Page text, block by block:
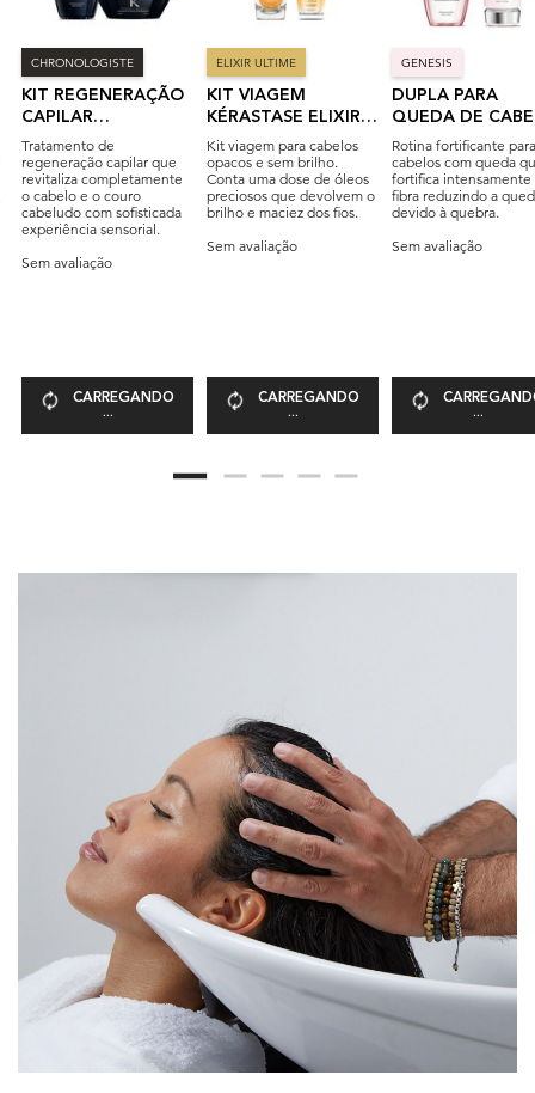
CHRONOLOGISTE
KIT REGENERAÇÃO
CAPILAR
KÉRASTASE
CHRONOLOGISTE
Tratamento de
regeneração capilar que
revitaliza completamente
o cabelo e o couro
cabeludo com sofisticada
experiência sensorial.
Sem avaliação
CARREGANDO
...
ELIXIR ULTIME
KIT VIAGEM
KÉRASTASE ELIXIR
ULTIME
Kit viagem para cabelos
opacos e sem brilho.
Conta uma dose de óleos
preciosos que devolvem o
brilho e maciez dos fios.
Sem avaliação
CARREGANDO
...
GENESIS
DUPLA PARA
QUEDA DE
FEMININO
Rotina fortificante
cabelos com queda
fortifica intensamente
fibra reduzindo a
devido à quebra.
Sem avaliação
...